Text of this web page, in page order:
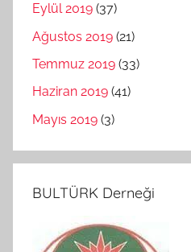
Eylül 2019 (37)
Ağustos 2019 (21)
Temmuz 2019 (33)
Haziran 2019 (41)
Mayıs 2019 (3)
BULTÜRK Derneği